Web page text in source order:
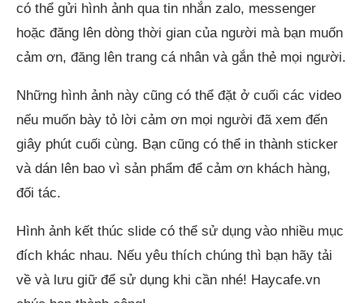
có thể gửi hình ảnh qua tin nhắn zalo, messenger
hoặc đăng lên dòng thời gian của người mà bạn muốn
cảm ơn, đăng lên trang cá nhân và gắn thẻ mọi người.
Những hình ảnh này cũng có thể đặt ở cuối các video
nếu muốn bày tỏ lời cảm ơn mọi người đã xem đến
giây phút cuối cùng. Bạn cũng có thể in thành sticker
và dán lên bao vì sản phẩm để cảm ơn khách hàng,
đối tác.
Hình ảnh kết thúc slide có thể sử dụng vào nhiều mục
đích khác nhau. Nếu yêu thích chúng thì bạn hãy tải
về và lưu giữ để sử dụng khi cần nhé! Haycafe.vn